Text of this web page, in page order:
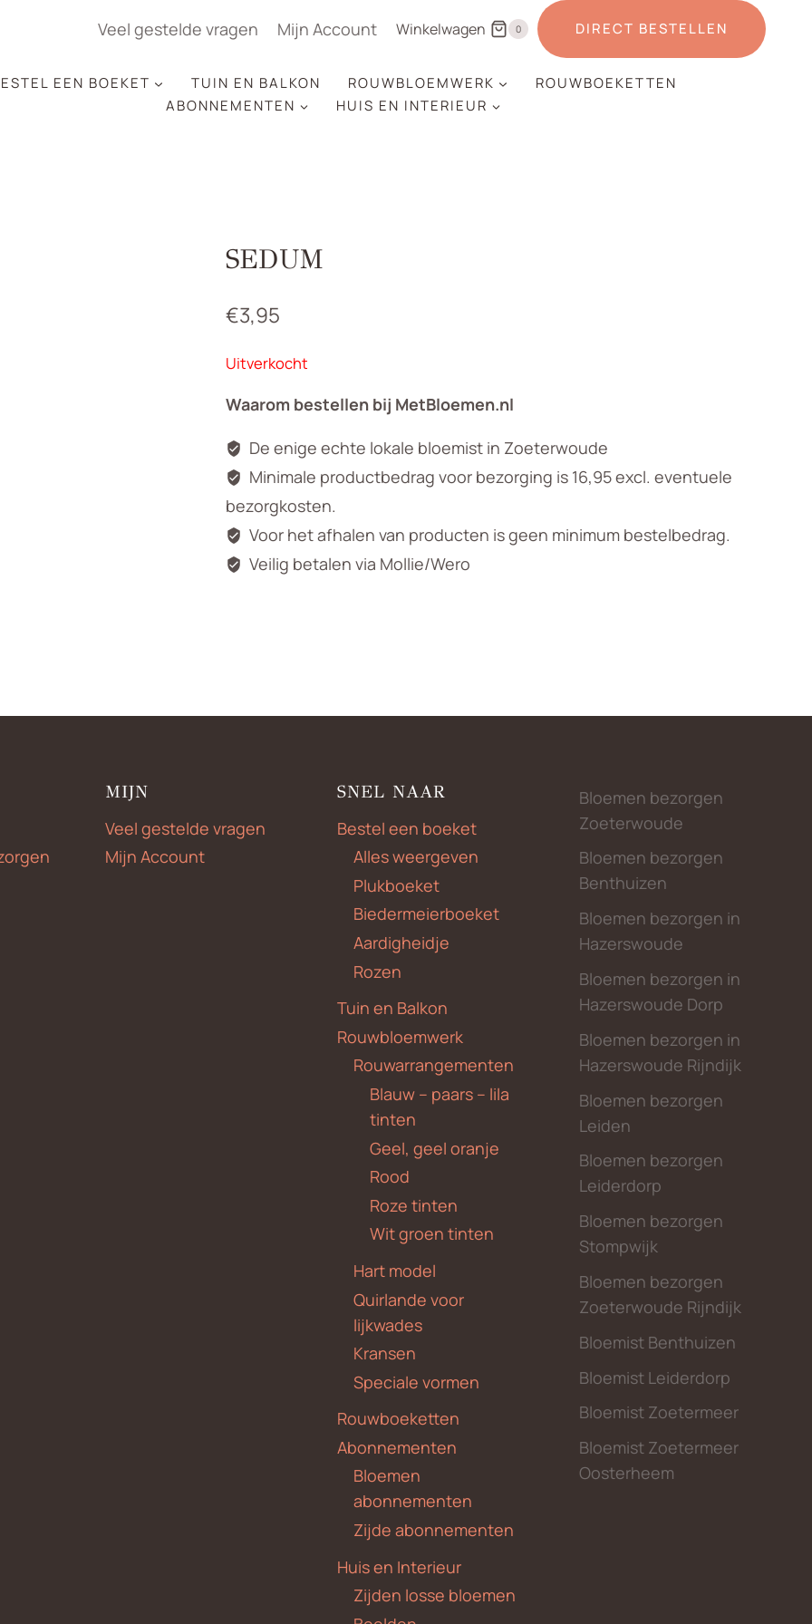
Veel gestelde vragen Mijn Account Winkelwagen 0 DIRECT BESTELLEN
EEN BOEKET TUIN EN BALKON ROUWBLOEMWERK
ROUWBOEKETTEN
ABONNEMENTEN
HUIS EN INTERIEUR
SEDUM
€3,95
Uitverkocht
Waarom bestellen bij MetBloemen.nl
De enige echte lokale bloemist in Zoeterwoude
Minimale productbedrag voor bezorging is 16,95 excl. eventuele
bezorgkosten.
Voor het afhalen van producten is geen minimum bestelbedrag.
Veilig betalen via Mollie/Wero
MIJN
Veel gestelde vragen
Mijn Account
SNEL NAAR
Bestel een boeket
Alles weergeven
Plukboeket
Biedermeierboeket
Aardigheidje
Rozen
Tuin en Balkon
Rouwbloemwerk
Rouwarrangementen
Blauw – paars – lila
tinten
Geel, geel oranje
Rood
Roze tinten
Wit groen tinten
Hart model
Quirlande voor
lijkwades
Kransen
Speciale vormen
Rouwboeketten
Abonnementen
Bloemen
abonnementen
Zijde abonnementen
Huis en Interieur
Zijden losse bloemen
Bloemen bezorgen
Zoeterwoude
Bloemen bezorgen
Benthuizen
Bloemen bezorgen in
Hazerswoude
Bloemen bezorgen in
Hazerswoude Dorp
Bloemen bezorgen in
Hazerswoude Rijndijk
Bloemen bezorgen
Leiden
Bloemen bezorgen
Leiderdorp
Bloemen bezorgen
Stompwijk
Bloemen bezorgen
Zoeterwoude Rijndijk
Bloemist Benthuizen
Bloemist Leiderdorp
Bloemist Zoetermeer
Bloemist Zoetermeer
Oosterheem